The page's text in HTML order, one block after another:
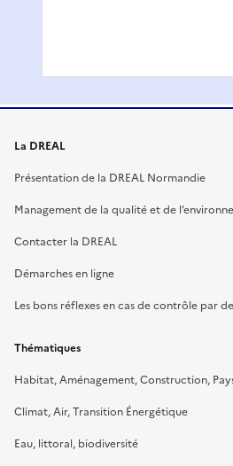
La DREAL
Présentation de la DREAL Normandie
Management de la qualité et de
Contacter la DREAL
Démarches en ligne
Les bons réflexes en cas de contrôle par
Thématiques
Habitat, Aménagement, Construction,
Climat, Air, Transition Énergétique
Eau, littoral, biodiversité